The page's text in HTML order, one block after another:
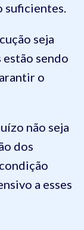
suficientes.
seja
estão sendo
o
não seja
dos
a esses